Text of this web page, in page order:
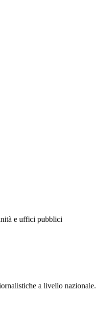
e uffici pubblici
a livello nazionale.